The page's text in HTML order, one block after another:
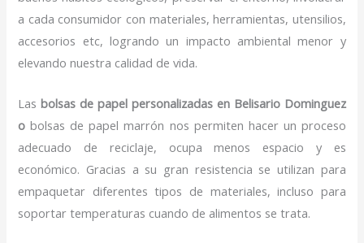
a cada consumidor con materiales, herramientas, utensilios,
accesorios etc, logrando un impacto ambiental menor y
elevando nuestra calidad de vida.
Lasbolsas de papel personalizadas en Belisario Dominguez
o bolsas de papel marrón nos permiten hacer un proceso
adecuado de reciclaje, ocupa menos espacio y es
económico. Gracias a su gran resistencia se utilizan para
empaquetar diferentes tipos de materiales, incluso para
soportar temperaturas cuando de alimentos se trata.